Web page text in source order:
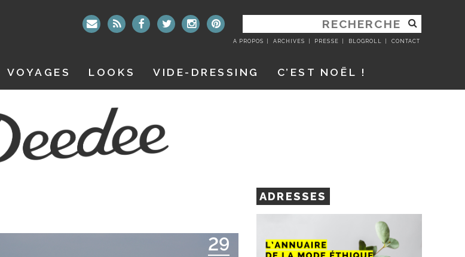
RECHERCHER
:
A PROPOS ARCHIVES PRESSE BLOGROLL CONTACT
VOYAGES LOOKS VIDE-DRESSING C’EST NOËL !
29
ADRESSES